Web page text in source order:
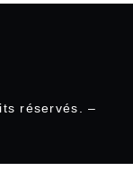
réservés. –